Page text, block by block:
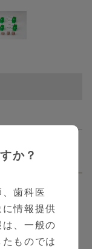
着包帯で
か？
歯科医
情報提供
、一般の
ものでは